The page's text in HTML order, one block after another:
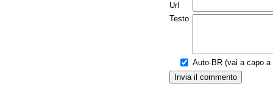
Url
Testo
Auto-BR (vai a capo a